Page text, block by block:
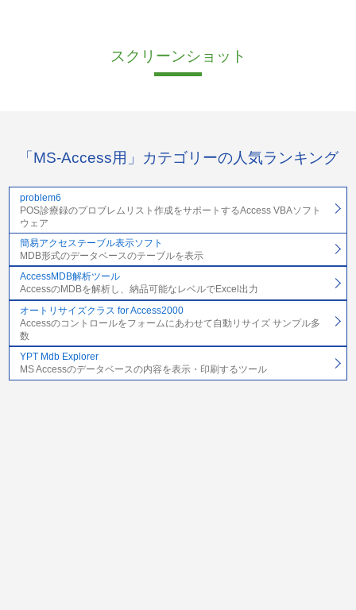
スクリーンショット
「MS-Access用」カテゴリーの人気ランキング
problem6
POS診療録のプロブレムリスト作成をサポートするAccess VBAソフト
ウェア
簡易アクセステーブル表示ソフト
MDB形式のデータベースのテーブルを表示
AccessMDB解析ツール
AccessのMDBを解析し、納品可能なレベルでExcel出力
オートリサイズクラス for Access2000
Accessのコントロールをフォームにあわせて自動リサイズ サンプル多
数
YPT Mdb Explorer
MS Accessのデータベースの内容を表示・印刷するツール